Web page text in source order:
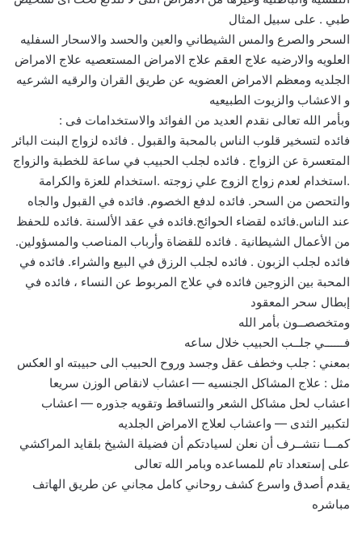
طبي . على سبيل المثال
السحر والصرع والمس الشيطاني والعين والحسد والاسحار السفليه
العلويه والارضيه علاج العقم علاج الامراض المستعصيه علاج الامراض
الجلديه ومعظم الامراض العضويه عن طريق القران والرقيه الشرعيه
و الاعشاب والزيوت الطبيعيه
وبأمر الله تعالى نقدم العديد من الفوائد والاستخدامات فى :
فائده لتسخير قلوب الناس بالمحبة والقبول . فائده لزواج البنت البائر
المتعسرة عن الزواج . فائده لجلب الحبيب في ساعة للخطبة والزواج
.استخدام لعدم زواج الزوج علي زوجته .استخدام للعزة والكرامة
والتحصن من السحر. فائده لدفع الخصوم. فائده في القبول والجاه
عند الناس.فائده لقضاء الحوائج.فائده في عقد الألسنة .فائده للحفظ
من الأعمال الشيطانية . فائده للقضاة وأرباب المناصب والمسؤولين.
فائده لجلب الزبون . فائده لجلب الرزق في البيع والشراء. فائده في
المحبة بين الزوجين فائده في علاج المربوط عن النساء ، فائده في
إبطال سحر المعقود
ومتخصصــون بأمر الله
فــــــي جلــب الحبيب خلال ساعه
بمعني : جلب وخطف عقل وجسد وروح الحبيب الى حبيبته او العكس
مثل : علاج المشاكل الجنسيه — اعشاب لانقاص الوزن سريعا
اعشاب لحل مشاكل الشعر والتساقط وتقويه جذوره — اعشاب
لتكبير الثدى — واعشاب لعلاج الامراض الجلديه
كمـــا نتشــرف أن نعلن لسيادتكم أن فضيلة الشيخ بلقايد المراكشي
على إستعداد تام للمساعده وبامر الله تعالى
يقدم أصدق واسرع كشف روحاني كامل مجاني عن طريق الهاتف
مباشره